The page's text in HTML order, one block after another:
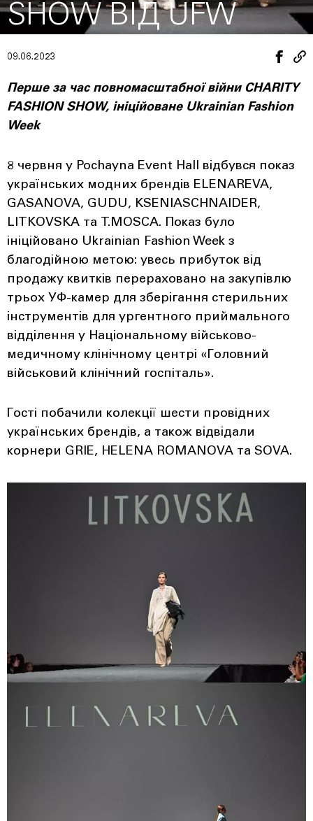
SHOW ВІД UFW
09.06.2023
Перше за час повномасштабної війни CHARITY
FASHION SHOW, ініційоване Ukrainian Fashion
Week
8 червня у Pochayna Event Hall відбувся показ
українських модних брендів ELENAREVA,
GASANOVA, GUDU, KSENIASCHNAIDER,
LITKOVSKA та T.MOSCA. Показ було
ініційовано Ukrainian Fashion Week з
благодійною метою: увесь прибуток від
продажу квитків перераховано на закупівлю
трьох УФ-камер для зберігання стерильних
інструментів для ургентного приймального
відділення у Національному військово-
медичному клінічному центрі «Головний
військовий клінічний госпіталь».
Гості побачили колекції шести провідних
українських брендів, а також відвідали
корнери GRIE, HELENA ROMANOVA та SOVA.